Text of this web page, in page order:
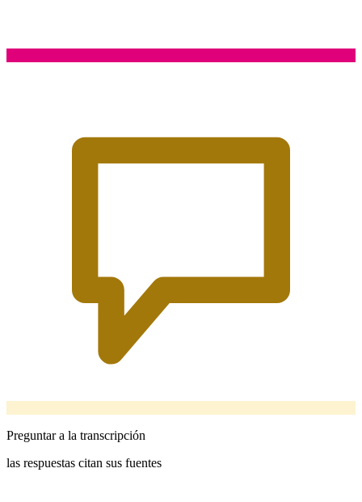
Preguntar a la transcripción
las respuestas citan sus fuentes